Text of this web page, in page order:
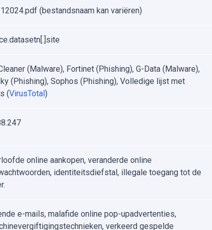
(bestandsnaam kan variëren)
(Malware), Fortinet (Phishing), G-Data (Malware),
(Phishing), Sophos (Phishing), Volledige lijst met
(VirusTotal)
online aankopen, veranderde online
identiteitsdiefstal, illegale toegang tot de
e-mails, malafide online pop-upadvertenties,
verkeerd gespelde